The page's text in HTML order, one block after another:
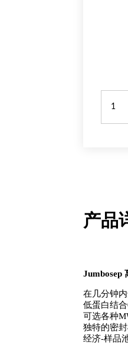
心
品)
产品
Jumbosep
在几分钟
低蛋白结
可选各种
独特的密
经济-样品